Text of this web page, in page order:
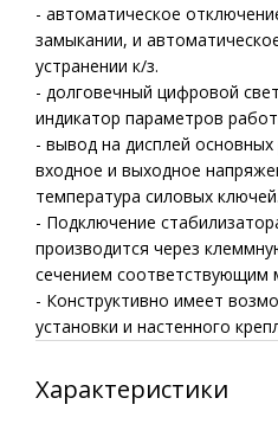
- автоматическое
замыкании, и
устранении к/з.
- долговечный цифровой
индикатор параметров
- вывод на дисплей
входное и выходное
температура силовых ключей.
- Подключение
производится через
сечением соответствующим
- Конструктивно имеет
установки и настенного
Характеристики